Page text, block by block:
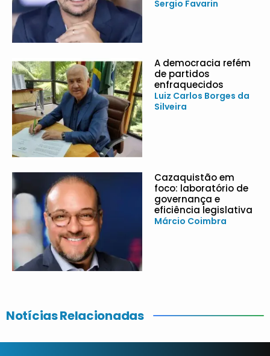
Sergio Favarin
A democracia refém
de partidos
enfraquecidos
Luiz Carlos Borges da
Silveira
Cazaquistão em
foco: laboratório de
governança e
eficiência legislativa
Márcio Coimbra
Notícias Relacionadas